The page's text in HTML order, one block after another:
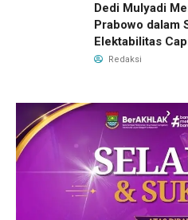
Dedi Mulyadi
Prabowo dalam
Elektabilitas
Redaksi